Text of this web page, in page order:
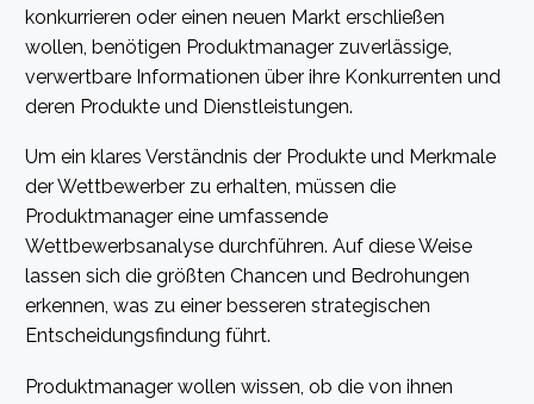
konkurrieren oder einen neuen Markt erschließen
wollen, benötigen Produktmanager zuverlässige,
verwertbare Informationen über ihre Konkurrenten und
deren Produkte und Dienstleistungen.
Um ein klares Verständnis der Produkte und Merkmale
der Wettbewerber zu erhalten, müssen die
Produktmanager eine umfassende
Wettbewerbsanalyse durchführen. Auf diese Weise
lassen sich die größten Chancen und Bedrohungen
erkennen, was zu einer besseren strategischen
Entscheidungsfindung führt.
Produktmanager wollen wissen, ob die von ihnen